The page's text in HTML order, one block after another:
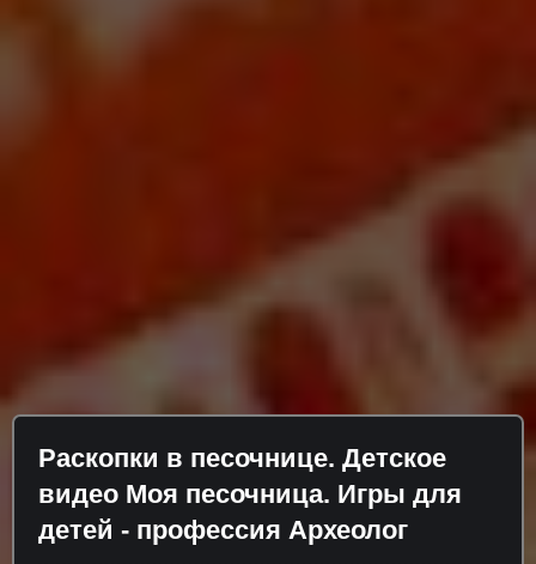
Раскопки в песочнице. Детское
видео Моя песочница. Игры для
детей - профессия Археолог